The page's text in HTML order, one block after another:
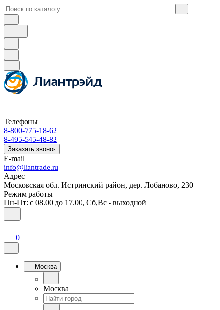
Телефоны
8-800-775-18-62
8-495-545-48-82
Заказать звонок
E-mail
info@liantrade.ru
Адрес
Московская обл. Истринский район, дер. Лобаново, 230
Режим работы
Пн-Пт: c 08.00 до 17.00, Cб,Вс - выходной
0
Москва
Москва